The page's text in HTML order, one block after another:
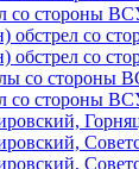
со стороны
обстрел со
обстрел со
со стороны
со стороны